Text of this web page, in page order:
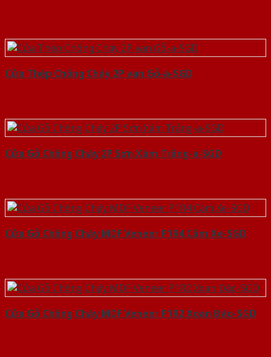
Cửa Thép Chống Cháy 2P van Gỗ-a-SGD
Cửa Gỗ Chống Cháy 2P Sơn Xám Trắng-a-SGD
Cửa Gỗ Chống Cháy MDF Veneer P1R4 Căm Xe-SGD
Cửa Gỗ Chống Cháy MDF Veneer P1R2 Xoan Đào-SGD